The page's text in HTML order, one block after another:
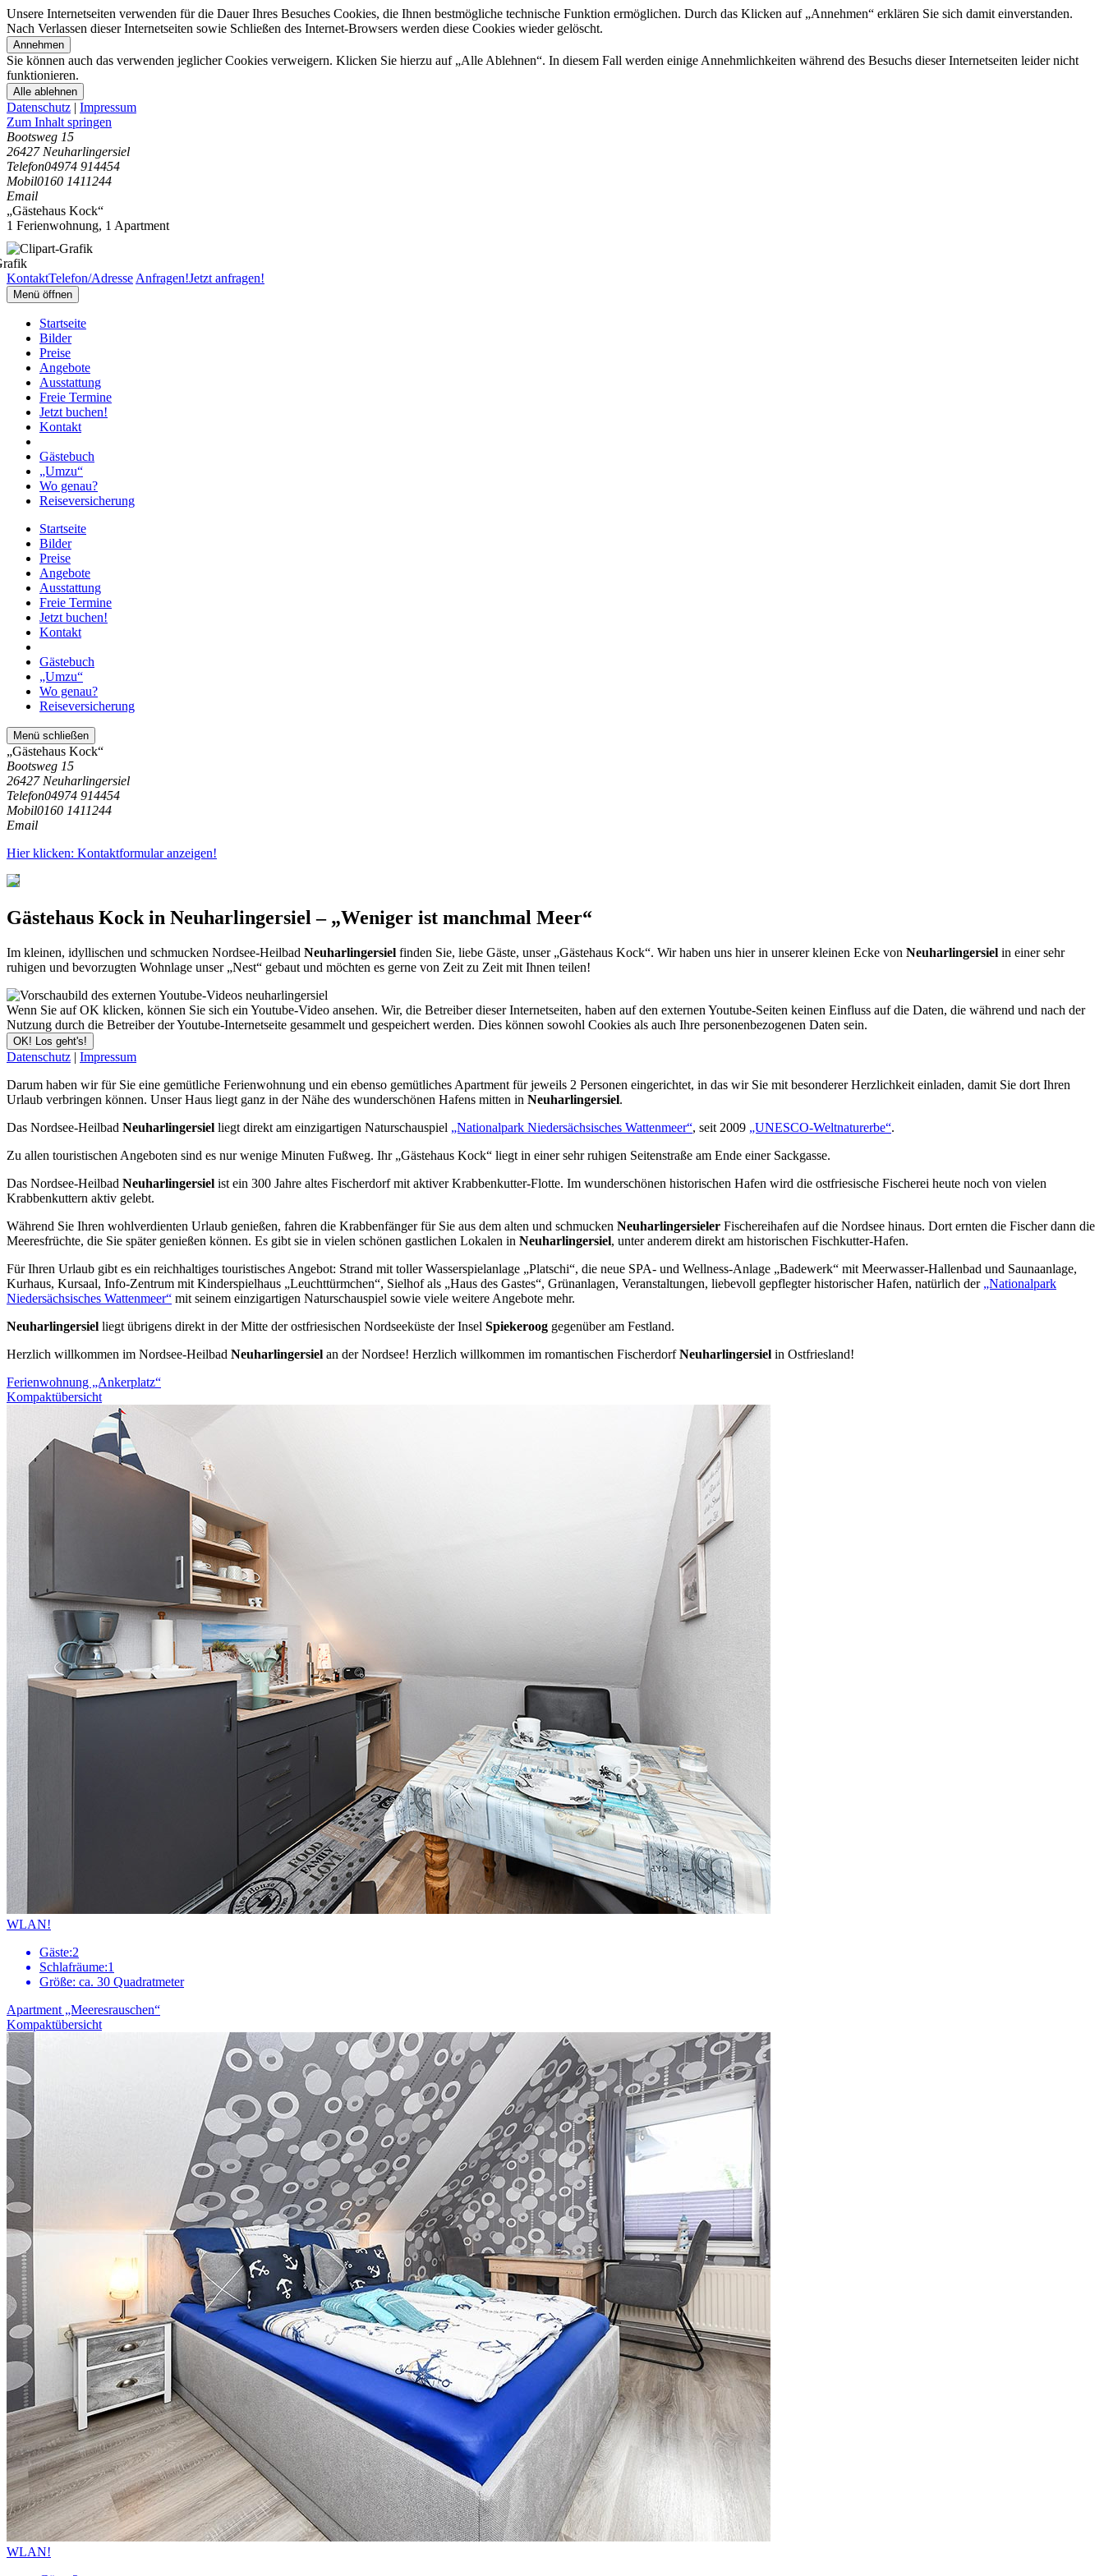
Unsere Internetseiten verwenden für die Dauer Ihres Besuches Cookies, die Ihnen bestmögliche technische Funktion ermöglichen. Durch das Klicken auf „Annehmen“ erklären Sie sich damit einverstanden.
Nach Verlassen dieser Internetseiten sowie Schließen des Internet-Browsers werden diese Cookies wieder gelöscht.
Annehmen
Sie können auch das verwenden jeglicher Cookies verweigern. Klicken Sie hierzu auf „Alle Ablehnen“. In diesem Fall werden einige Annehmlichkeiten während des Besuchs dieser Internetseiten leider nicht
funktionieren.
Alle ablehnen
Datenschutz | Impressum
Zum Inhalt springen
Bootsweg 15
26427 Neuharlingersiel
Telefon04974 914454
Mobil0160 1411244
Email
„Gästehaus Kock“
1 Ferienwohnung, 1 Apartment
KontaktTelefon/Adresse Anfragen!Jetzt anfragen!
Menü öffnen
Startseite
Bilder
Preise
Angebote
Ausstattung
Freie Termine
Jetzt buchen!
Kontakt
Gästebuch
„Umzu“
Wo genau?
Reiseversicherung
Startseite
Bilder
Preise
Angebote
Ausstattung
Freie Termine
Jetzt buchen!
Kontakt
Gästebuch
„Umzu“
Wo genau?
Reiseversicherung
Menü schließen
„Gästehaus Kock“
Bootsweg 15
26427 Neuharlingersiel
Telefon04974 914454
Mobil0160 1411244
Email
Hier klicken: Kontaktformular anzeigen!
Gästehaus Kock in Neuharlingersiel – „Weniger ist manchmal Meer“
Im kleinen, idyllischen und schmucken Nordsee-Heilbad Neuharlingersiel finden Sie, liebe Gäste, unser „Gästehaus Kock“. Wir haben uns hier in unserer kleinen Ecke von Neuharlingersiel in einer sehr
ruhigen und bevorzugten Wohnlage unser „Nest“ gebaut und möchten es gerne von Zeit zu Zeit mit Ihnen teilen!
Wenn Sie auf OK klicken, können Sie sich ein Youtube-Video ansehen. Wir, die Betreiber dieser Internetseiten, haben auf den externen Youtube-Seiten keinen Einfluss auf die Daten, die während und nach der
Nutzung durch die Betreiber der Youtube-Internetseite gesammelt und gespeichert werden. Dies können sowohl Cookies als auch Ihre personenbezogenen Daten sein.
OK! Los geht's!
Datenschutz | Impressum
Darum haben wir für Sie eine gemütliche Ferienwohnung und ein ebenso gemütliches Apartment für jeweils 2 Personen eingerichtet, in das wir Sie mit besonderer Herzlichkeit einladen, damit Sie dort Ihren
Urlaub verbringen können. Unser Haus liegt ganz in der Nähe des wunderschönen Hafens mitten in Neuharlingersiel.
Das Nordsee-Heilbad Neuharlingersiel liegt direkt am einzigartigen Naturschauspiel „Nationalpark Niedersächsisches Wattenmeer“, seit 2009 „UNESCO-Weltnaturerbe“.
Zu allen touristischen Angeboten sind es nur wenige Minuten Fußweg. Ihr „Gästehaus Kock“ liegt in einer sehr ruhigen Seitenstraße am Ende einer Sackgasse.
Das Nordsee-Heilbad Neuharlingersiel ist ein 300 Jahre altes Fischerdorf mit aktiver Krabbenkutter-Flotte. Im wunderschönen historischen Hafen wird die ostfriesische Fischerei heute noch von vielen
Krabbenkuttern aktiv gelebt.
Während Sie Ihren wohlverdienten Urlaub genießen, fahren die Krabbenfänger für Sie aus dem alten und schmucken Neuharlingersieler Fischereihafen auf die Nordsee hinaus. Dort ernten die Fischer dann die
Meeresfrüchte, die Sie später genießen können. Es gibt sie in vielen schönen gastlichen Lokalen in Neuharlingersiel, unter anderem direkt am historischen Fischkutter-Hafen.
Für Ihren Urlaub gibt es ein reichhaltiges touristisches Angebot: Strand mit toller Wasserspielanlage „Platschi“, die neue SPA- und Wellness-Anlage „Badewerk“ mit Meerwasser-Hallenbad und Saunaanlage,
Kurhaus, Kursaal, Info-Zentrum mit Kinderspielhaus „Leuchttürmchen“, Sielhof als „Haus des Gastes“, Grünanlagen, Veranstaltungen, liebevoll gepflegter historischer Hafen, natürlich der „Nationalpark
Niedersächsisches Wattenmeer“ mit seinem einzigartigen Naturschauspiel sowie viele weitere Angebote mehr.
Neuharlingersiel liegt übrigens direkt in der Mitte der ostfriesischen Nordseeküste der Insel Spiekeroog gegenüber am Festland.
Herzlich willkommen im Nordsee-Heilbad Neuharlingersiel an der Nordsee! Herzlich willkommen im romantischen FischerdorfNeuharlingersiel in Ostfriesland!
Ferienwohnung „Ankerplatz“
Kompaktübersicht
WLAN!
Gäste:2
Schlafräume:1
Größe: ca. 30 Quadratmeter
Apartment „Meeresrauschen“
Kompaktübersicht
WLAN!